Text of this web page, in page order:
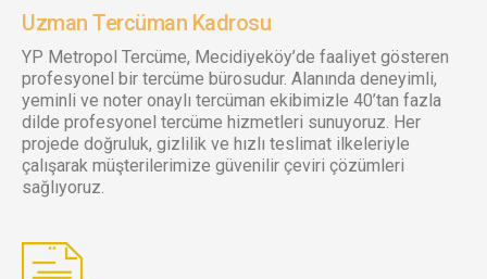
Uzman Tercüman Kadrosu
YP Metropol Tercüme, Mecidiyeköy’de faaliyet gösteren
profesyonel bir tercüme bürosudur. Alanında deneyimli,
yeminli ve noter onaylı tercüman ekibimizle 40’tan fazla
dilde profesyonel tercüme hizmetleri sunuyoruz. Her
projede doğruluk, gizlilik ve hızlı teslimat ilkeleriyle
çalışarak müşterilerimize güvenilir çeviri çözümleri
sağlıyoruz.